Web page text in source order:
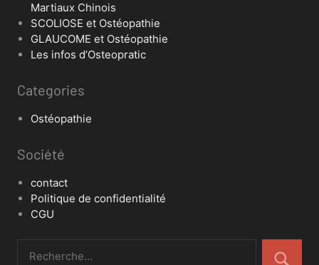
Martiaux Chinois
SCOLIOSE et Ostéopathie
GLAUCOME et Ostéopathie
Les infos d’Osteopratic
Categories
Ostéopathie
Société
contact
Politique de confidentialité
CGU